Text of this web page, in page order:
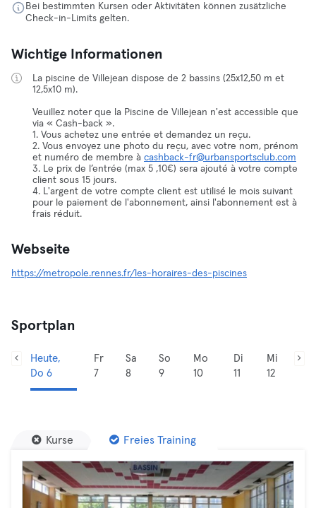
Bei bestimmten Kursen oder Aktivitäten können zusätzliche
Check-in-Limits gelten.
Wichtige Informationen
La piscine de Villejean dispose de 2 bassins (25x12,50 m et
12,5x10 m).
Veuillez noter que la Piscine de Villejean n'est accessible que
via « Cash-back ».
1. Vous achetez une entrée et demandez un reçu.
2. Vous envoyez une photo du reçu, avec votre nom, prénom
et numéro de membre à cashback-fr@urbansportsclub.com
3. Le prix de l’entrée (max 5 ,10€) sera ajouté à votre compte
client sous 15 jours.
4. L'argent de votre compte client est utilisé le mois suivant
pour le paiement de l'abonnement, ainsi l'abonnement est à
frais réduit.
Webseite
https://metropole.rennes.fr/les-horaires-des-piscines
Sportplan
Heute,
Do 6
Fr
7
Sa
8
So
9
Mo
10
Di
11
Mi
12
Kurse Freies Training